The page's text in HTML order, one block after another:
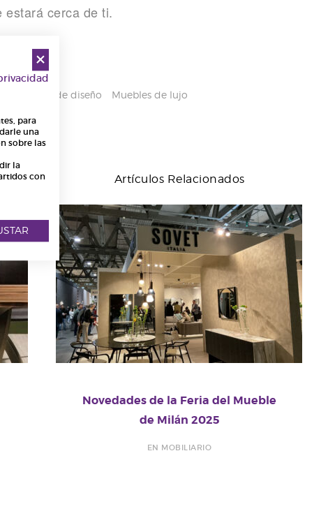
estará cerca de ti.
muebles de diseño Muebles de lujo
Artículos Relacionados
Novedades de la Feria del Mueble
de Milán 2025
EN MOBILIARIO
para
una
sobre las
la
con